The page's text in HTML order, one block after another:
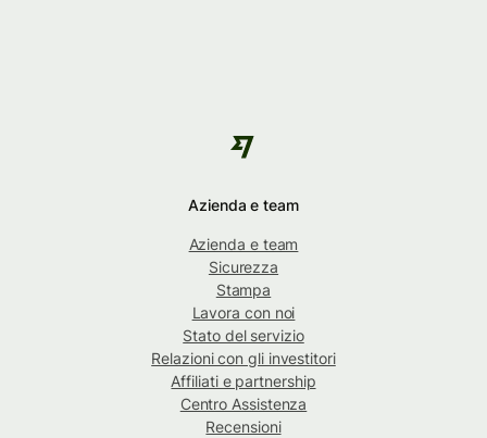
Azienda e team
Azienda e team
Sicurezza
Stampa
Lavora con noi
Stato del servizio
Relazioni con gli investitori
Affiliati e partnership
Centro Assistenza
Recensioni